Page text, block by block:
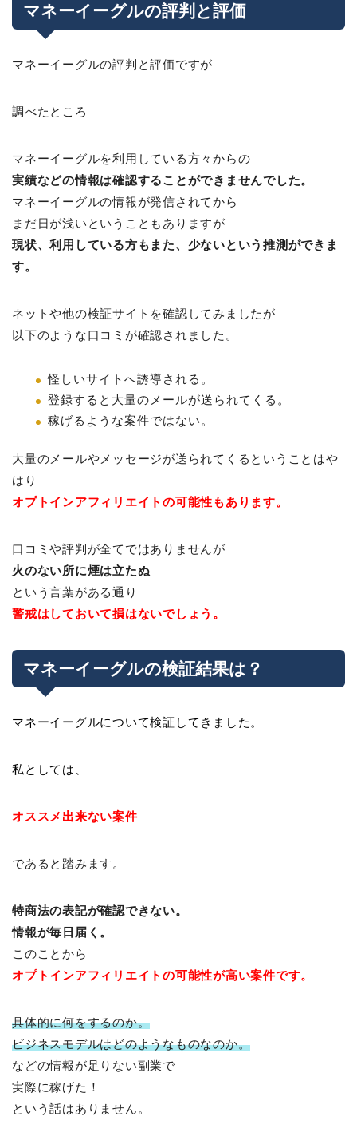
マネーイーグルの評判と評価
マネーイーグルの評判と評価ですが
調べたところ
マネーイーグルを利用している方々からの
実績などの情報は確認することができませんでした。
マネーイーグルの情報が発信されてから
まだ日が浅いということもありますが
現状、利用している方もまた、少ないという推測ができま
す。
ネットや他の検証サイトを確認してみましたが
以下のような口コミが確認されました。
怪しいサイトへ誘導される。
登録すると大量のメールが送られてくる。
稼げるような案件ではない。
大量のメールやメッセージが送られてくるということはや
はり
オプトインアフィリエイトの可能性もあります。
口コミや評判が全てではありませんが
火のない所に煙は立たぬ
という言葉がある通り
警戒はしておいて損はないでしょう。
マネーイーグルの検証結果は？
マネーイーグルについて検証してきました。
私としては、
オススメ出来ない案件
であると踏みます。
特商法の表記が確認できない。
情報が毎日届く。
このことから
オプトインアフィリエイトの可能性が高い案件です。
具体的に何をするのか。
ビジネスモデルはどのようなものなのか。
などの情報が足りない副業で
実際に稼げた！
という話はありません。